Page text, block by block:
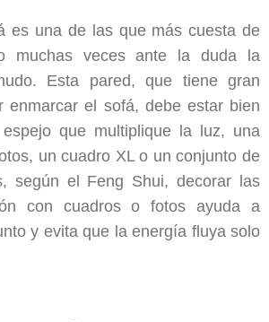
es una de las que más cuesta de
muchas veces ante la duda la
Esta pared, que tiene gran
enmarcar el sofá, debe estar bien
que multiplique la luz, una
un cuadro XL o un conjunto de
según el Feng Shui, decorar las
con cuadros o fotos ayuda a
y evita que la energía fluya solo